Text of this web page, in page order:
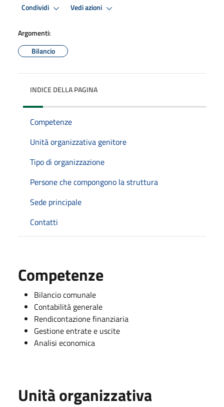
Condividi Vedi azioni
Argomenti:
Bilancio
INDICE DELLA PAGINA
Competenze
Unità organizzativa genitore
Tipo di organizzazione
Persone che compongono la struttura
Sede principale
Contatti
Competenze
Bilancio comunale
Contabilità generale
Rendicontazione finanziaria
Gestione entrate e uscite
Analisi economica
Unità organizzativa